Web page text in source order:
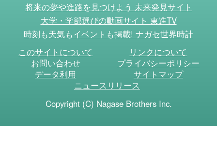
将来の夢や進路を見つけよう 未来発見サイト
大学・学部選びの動画サイト 東進TV
時刻も天気もイベントも掲載! ナガセ世界時計
このサイトについて
リンクについて
お問い合わせ
プライバシーポリシー
データ利用
サイトマップ
ニュースリリース
Copyright (C) Nagase Brothers Inc.